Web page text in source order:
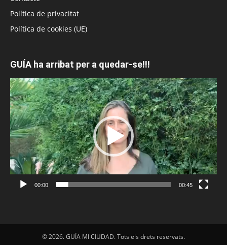
Política de privacitat
Política de cookies (UE)
GUÍA ha arribat per a quedar-se!!!
Reproductor
de
vídeo
00:00 00:45
© 2026. GUÍA MI CIUDAD. Tots els drets reservats.